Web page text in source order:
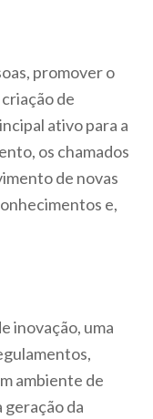
promover o
de
ativo para a
os chamados
de novas
e,
inovação, uma
ambiente de
geração da